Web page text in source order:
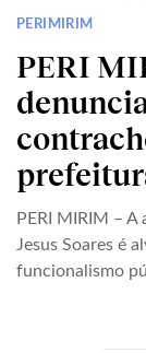
PERIMIRIM
PERI
PERI MIRIM –
Jesus Soares é
funcionalismo